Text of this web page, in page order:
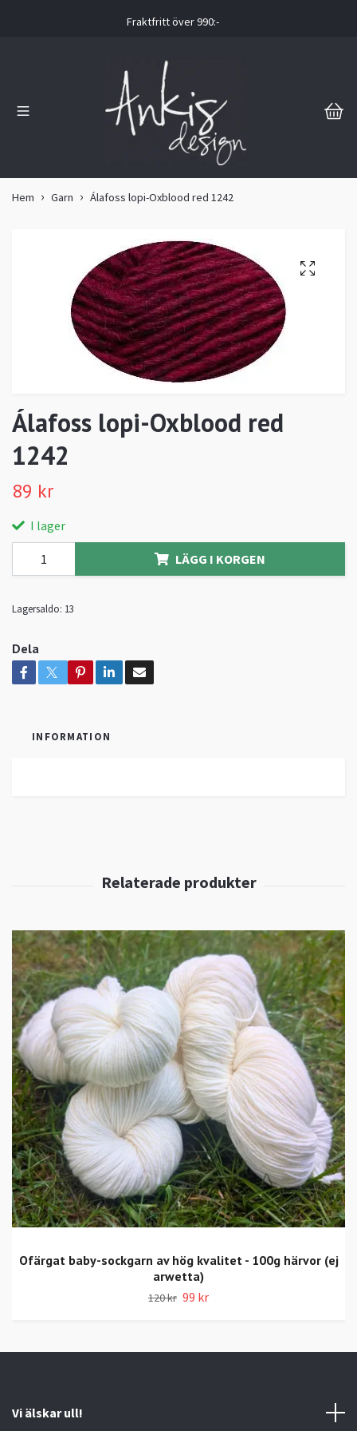
Fraktfritt över 990:-
Hem Garn Álafoss lopi-Oxblood red 1242
Álafoss lopi-Oxblood red
1242
89 kr
I lager
LÄGG I KORGEN
Lagersaldo: 13
Dela
INFORMATION
Ofärgat baby-sockgarn av hög kvalitet - 100g härvor (ej
arwetta)
120 kr 99 kr
Vi älskar ull!